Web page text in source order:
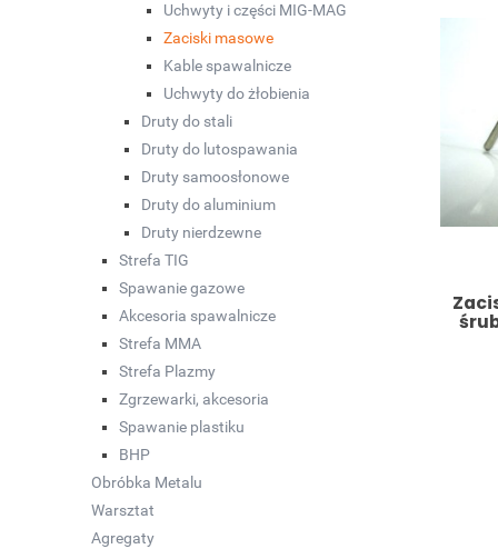
Uchwyty i części MIG-MAG
Zaciski masowe
Kable spawalnicze
Uchwyty do żłobienia
Druty do stali
Druty do lutospawania
Druty samoosłonowe
Druty do aluminium
Druty nierdzewne
Strefa TIG
Spawanie gazowe
Akcesoria spawalnicze
Strefa MMA
Strefa Plazmy
Zgrzewarki, akcesoria
Spawanie plastiku
BHP
Obróbka Metalu
Warsztat
Agregaty